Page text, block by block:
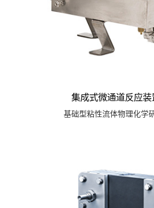
集成式微通道反应装
基础型粘性流体物理化学